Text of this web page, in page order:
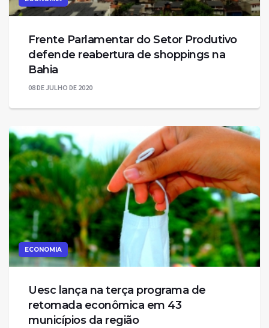
Frente Parlamentar do Setor Produtivo
defende reabertura de shoppings na
Bahia
08 DE JULHO DE 2020
ECONOMIA
Uesc lança na terça programa de
retomada econômica em 43
municípios da região